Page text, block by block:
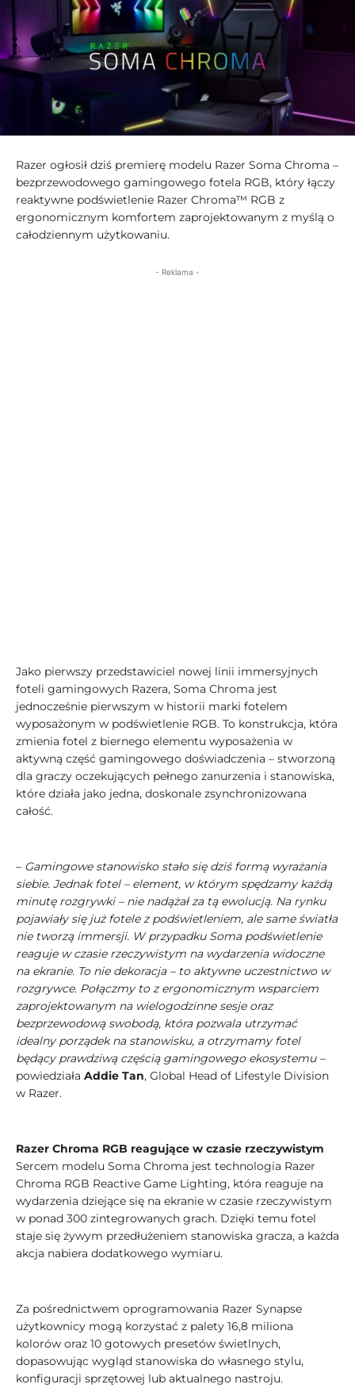
Razer ogłosił dziś premierę modelu Razer Soma Chroma –
bezprzewodowego gamingowego fotela RGB, który łączy
reaktywne podświetlenie Razer Chroma™ RGB z
ergonomicznym komfortem zaprojektowanym z myślą o
całodziennym użytkowaniu.
- Reklama -
Jako pierwszy przedstawiciel nowej linii immersyjnych
foteli gamingowych Razera, Soma Chroma jest
jednocześnie pierwszym w historii marki fotelem
wyposażonym w podświetlenie RGB. To konstrukcja, która
zmienia fotel z biernego elementu wyposażenia w
aktywną część gamingowego doświadczenia – stworzoną
dla graczy oczekujących pełnego zanurzenia i stanowiska,
które działa jako jedna, doskonale zsynchronizowana
całość.
– Gamingowe stanowisko stało się dziś formą wyrażania
siebie. Jednak fotel – element, w którym spędzamy każdą
minutę rozgrywki – nie nadążał za tą ewolucją. Na rynku
pojawiały się już fotele z podświetleniem, ale same światła
nie tworzą immersji. W przypadku Soma podświetlenie
reaguje w czasie rzeczywistym na wydarzenia widoczne
na ekranie. To nie dekoracja – to aktywne uczestnictwo w
rozgrywce. Połączmy to z ergonomicznym wsparciem
zaprojektowanym na wielogodzinne sesje oraz
bezprzewodową swobodą, która pozwala utrzymać
idealny porządek na stanowisku, a otrzymamy fotel
będący prawdziwą częścią gamingowego ekosystemu –
powiedziała Addie Tan, Global Head of Lifestyle Division
w Razer.
Razer Chroma RGB reagujące w czasie rzeczywistym
Sercem modelu Soma Chroma jest technologia Razer
Chroma RGB Reactive Game Lighting, która reaguje na
wydarzenia dziejące się na ekranie w czasie rzeczywistym
w ponad 300 zintegrowanych grach. Dzięki temu fotel
staje się żywym przedłużeniem stanowiska gracza, a każda
akcja nabiera dodatkowego wymiaru.
Za pośrednictwem oprogramowania Razer Synapse
użytkownicy mogą korzystać z palety 16,8 miliona
kolorów oraz 10 gotowych presetów świetlnych,
dopasowując wygląd stanowiska do własnego stylu,
konfiguracji sprzętowej lub aktualnego nastroju.